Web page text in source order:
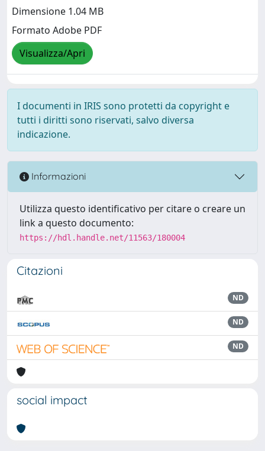
Dimensione 1.04 MB
Formato Adobe PDF
Visualizza/Apri
I documenti in IRIS sono protetti da copyright e
tutti i diritti sono riservati, salvo diversa
indicazione.
Informazioni
Utilizza questo identificativo per citare o creare un
link a questo documento:
https://hdl.handle.net/11563/180004
Citazioni
ND
ND
ND
social impact